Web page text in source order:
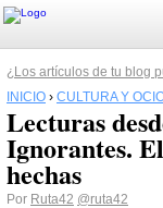
¿Los artículos de tu blog
INICIO › CULTURA Y
Lecturas
Ignorantes.
hechas
Por Ruta42 @ruta42